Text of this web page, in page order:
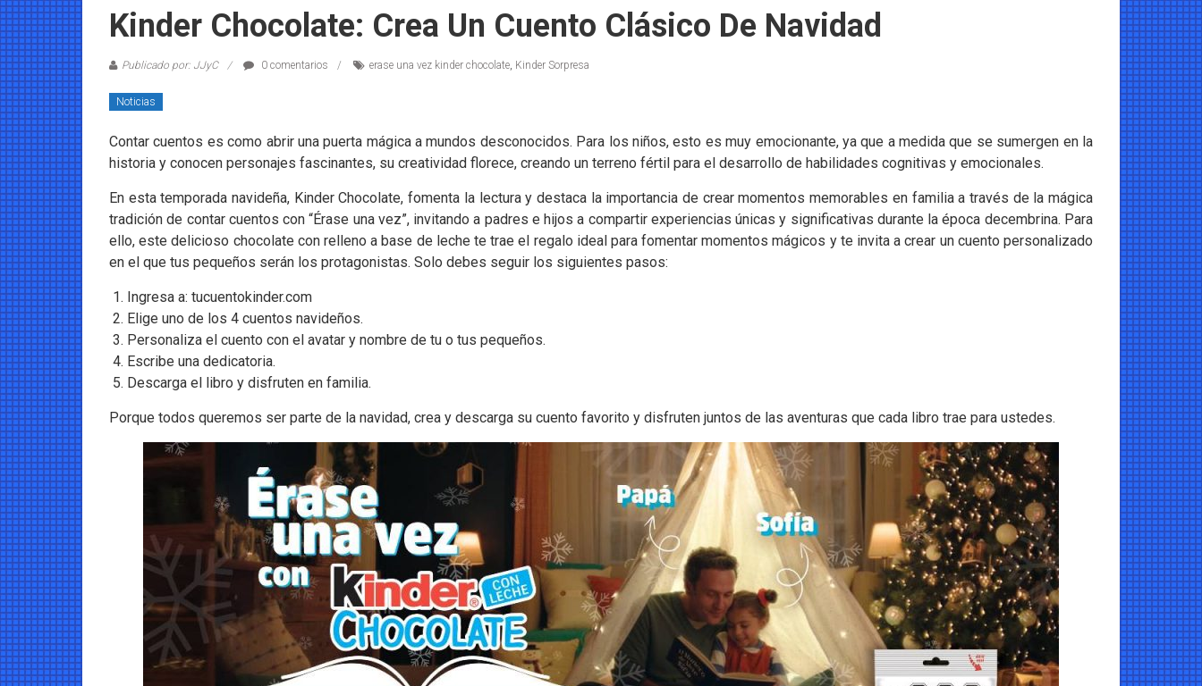
Coleccionables
y
entretenimiento
coleccionistas.
Kinder Chocolate: Crea Un Cuento Clásico De Navidad
Publicado por: JJyC 0 comentarios erase una vez kinder chocolate, Kinder Sorpresa
Noticias
Contar cuentos es como abrir una puerta mágica a mundos desconocidos. Para los niños, esto es muy emocionante, ya que a medida que se sumergen en la
historia y conocen personajes fascinantes, su creatividad florece, creando un terreno fértil para el desarrollo de habilidades cognitivas y emocionales.
En esta temporada navideña, Kinder Chocolate, fomenta la lectura y destaca la importancia de crear momentos memorables en familia a través de la mágica
tradición de contar cuentos con “Érase una vez”, invitando a padres e hijos a compartir experiencias únicas y significativas durante la época decembrina. Para
ello, este delicioso chocolate con relleno a base de leche te trae el regalo ideal para fomentar momentos mágicos y te invita a crear un cuento personalizado
en el que tus pequeños serán los protagonistas. Solo debes seguir los siguientes pasos:
Ingresa a: tucuentokinder.com
Elige uno de los 4 cuentos navideños.
Personaliza el cuento con el avatar y nombre de tu o tus pequeños.
Escribe una dedicatoria.
Descarga el libro y disfruten en familia.
Porque todos queremos ser parte de la navidad, crea y descarga su cuento favorito y disfruten juntos de las aventuras que cada libro trae para ustedes.